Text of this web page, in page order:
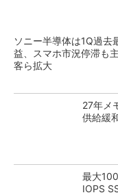
ソニー半導体は1Q過去
益、スマホ市況停滞も
客ら拡大
27年メ
供給緩
最大
IOPS